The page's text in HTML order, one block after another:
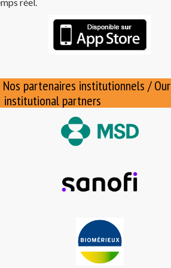
Nos partenaires institutionnels / Our
institutional partners